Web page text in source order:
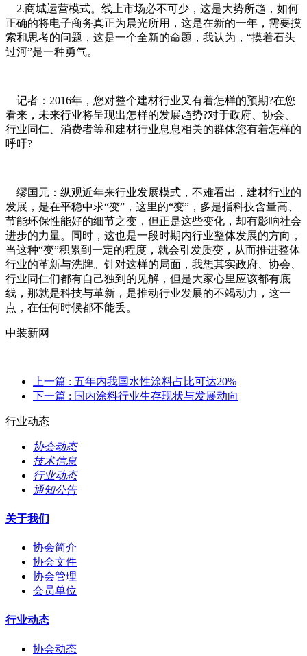
2.商城运营模式。线上市场必不可少，这是大势所趋，如何
正确的将电子商务真正为晨光所用，这是在新的一年，需要摸
索和思考的问题，这是一个全新的命题，我认为，“摸着石头
过河”是一种勇气。
记者：2016年，您对整个建材行业又有着怎样的预期?在您
看来，未来行业将呈现出怎样的发展趋势?对于政府、协会、
行业同仁、消费者等和建材行业息息相关的群体您有着怎样的
呼吁?
缪国元：纵观近年来行业发展模式，不难看出，建材行业的
发展，是在平稳中求“变”，这里的“变”，多是指科技含量高、
节能环保性能好的细节之变，但正是这些变化，却有影响社会
进步的力量。同时，这也是一段时期内行业整体发展的方向，
当这种“变”积累到一定的程度，就会引发质变，从而推进整体
行业的革新与洗牌。针对这样的局面，我想其实政府、协会、
行业同仁们都有自己独到的见解，但是大家心里应该都有底
线，那就是科技与革新，是推动行业发展的不竭动力，这一
点，在任何时候都不能丢。
中装新网
上一篇 : 五年内我国水性涂料占比可达20%
下一篇 : 国内涂料行业生存现状与发展动向
行业动态
协会动态
技术信息
行业动态
通知公告
关于我们
协会简介
协会文件
协会管理
会员单位
行业动态
协会动态